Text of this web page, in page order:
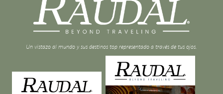
Un vistazo al mundo y sus destinos top representado a través de tus ojos.